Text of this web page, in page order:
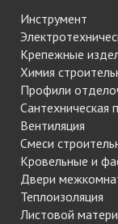
Инструмент
Крепежные
Химия
Профили
Сантехническая
Вентиляция
Смеси
Кровельные и
Двери
Теплоизоляция
Листовой